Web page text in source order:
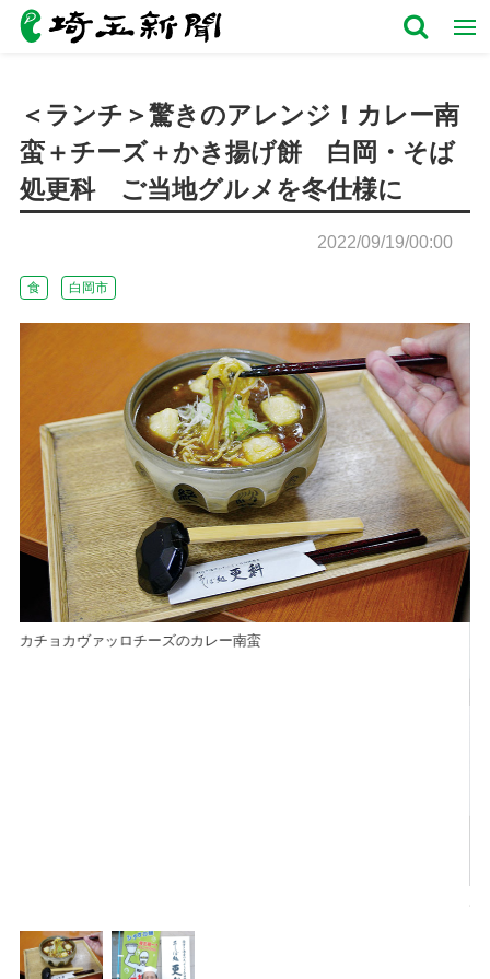
＜ランチ＞驚きのアレンジ！カレー南
蛮＋チーズ＋かき揚げ餅 白岡・そば
処更科 ご当地グルメを冬仕様に
2022/09/19/00:00
食 白岡市
カチョカヴァッロチーズのカレー南蛮